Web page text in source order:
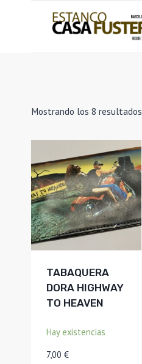
Mostrando los 8 resultados
TABAQUERA
DORA HIGHWAY
TO HEAVEN
Hay existencias
7,00 €